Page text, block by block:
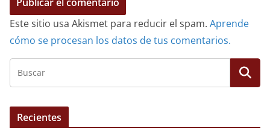
Este sitio usa Akismet para reducir el spam. Aprende
cómo se procesan los datos de tus comentarios.
Recientes